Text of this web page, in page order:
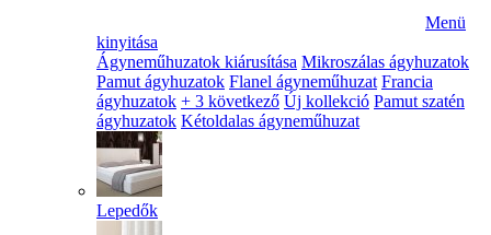
Menü
kinyitása
Ágyneműhuzatok kiárusítása Mikroszálas ágyhuzatok
Pamut ágyhuzatok Flanel ágyneműhuzat Francia
ágyhuzatok + 3 következő Új kollekció Pamut szatén
ágyhuzatok Kétoldalas ágyneműhuzat
Lepedők